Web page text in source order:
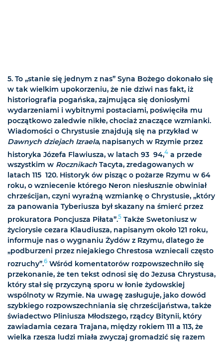
5. To „stanie się jednym z nas” Syna Bożego dokonało się
w tak wielkim upokorzeniu, że nie dziwi nas fakt, iż
historiografia pogańska, zajmująca się doniosłymi
wydarzeniami i wybitnymi postaciami, poświęciła mu
początkowo zaledwie nikłe, chociaż znaczące wzmianki.
Wiadomości o Chrystusie znajdują się na przykład w
Dawnych dziejach Izraela, napisanych w Rzymie przez
historyka Józefa Flawiusza, w latach 93  94,4 a przede
wszystkim w Rocznikach Tacyta, zredagowanych w
latach 115  120. Historyk ów pisząc o pożarze Rzymu w 64
roku, o wzniecenie którego Neron niesłusznie obwiniał
chrześcijan, czyni wyraźną wzmiankę o Chrystusie, „który
za panowania Tyberiusza był skazany na śmierć przez
prokuratora Poncjusza Piłata”.5 Także Swetoniusz w
życiorysie cezara Klaudiusza, napisanym około 121 roku,
informuje nas o wygnaniu Żydów z Rzymu, dlatego że
„podburzeni przez niejakiego Chrestosa wzniecali często
rozruchy”.6 Wśród komentatorów rozpowszechniło się
przekonanie, że ten tekst odnosi się do Jezusa Chrystusa,
który stał się przyczyną sporu w łonie żydowskiej
wspólnoty w Rzymie. Na uwagę zasługuje, jako dowód
szybkiego rozpowszechniania się chrześcijaństwa, także
świadectwo Pliniusza Młodszego, rządcy Bitynii, który
zawiadamia cezara Trajana, między rokiem 111 a 113, że
wielka rzesza ludzi miała zwyczaj gromadzić się razem